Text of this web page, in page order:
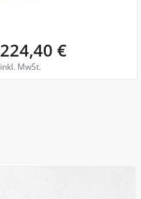
224,40 €
inkl. MwSt.